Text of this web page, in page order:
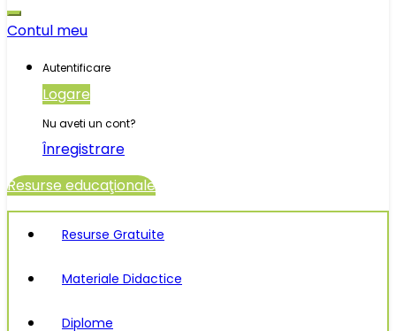
Contul meu
Autentificare
Logare
Nu aveti un cont?
Înregistrare
Resurse educaţionale
Resurse Gratuite
Materiale Didactice
Diplome